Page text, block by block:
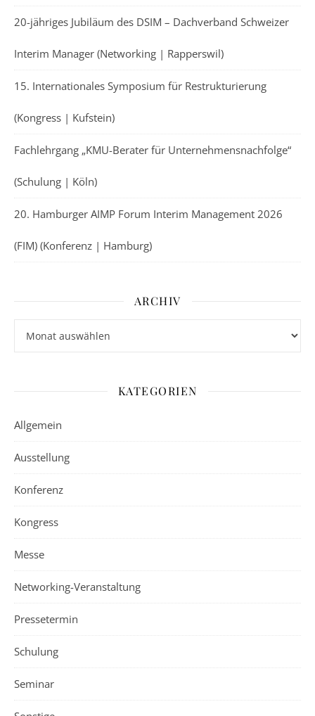
20-jähriges Jubiläum des DSIM – Dachverband Schweizer
Interim Manager (Networking | Rapperswil)
15. Internationales Symposium für Restrukturierung
(Kongress | Kufstein)
Fachlehrgang „KMU-Berater für Unternehmensnachfolge“
(Schulung | Köln)
20. Hamburger AIMP Forum Interim Management 2026
(FIM) (Konferenz | Hamburg)
ARCHIV
KATEGORIEN
Allgemein
Ausstellung
Konferenz
Kongress
Messe
Networking-Veranstaltung
Pressetermin
Schulung
Seminar